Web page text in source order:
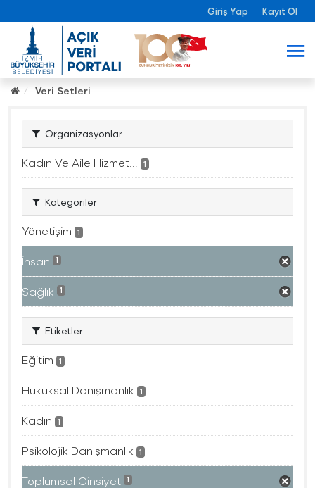
Giriş Yap Kayıt Ol
Veri Setleri
Organizasyonlar
Kadın Ve Aile Hizmet... 1
Kategoriler
Yönetişim 1
İnsan 1
Sağlık 1
Etiketler
Eğitim 1
Hukuksal Danışmanlık 1
Kadın 1
Psikolojik Danışmanlık 1
Toplumsal Cinsiyet 1